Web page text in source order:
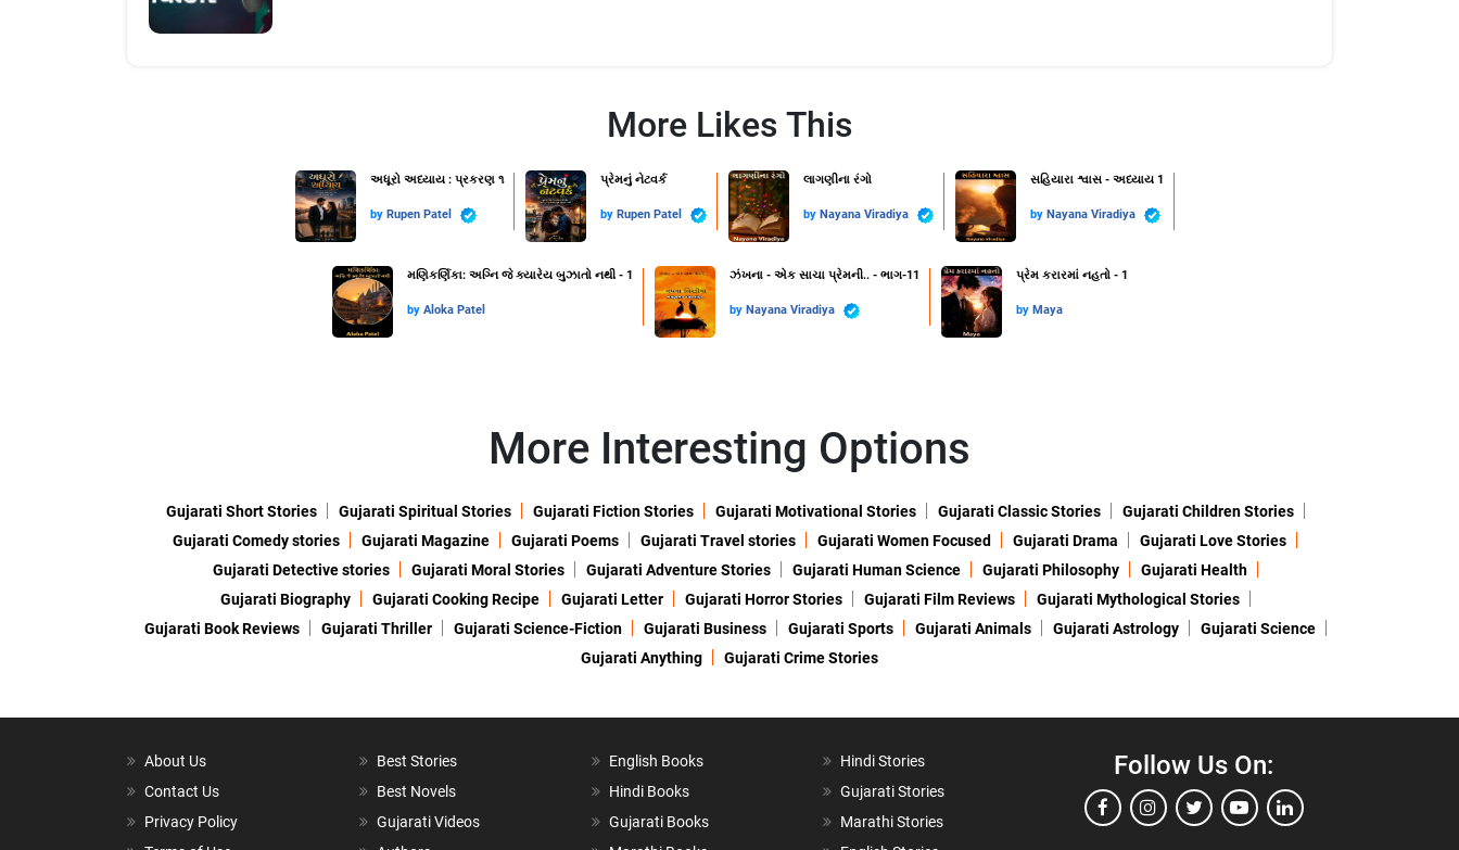
More Likes This
અધૂરો અધ્યાય : પ્રકરણ ૧
by Rupen Patel
પ્રેમનું નેટવર્ક
by Rupen Patel
લાગણીના રંગો
by Nayana Viradiya
સહિયારા શ્વાસ - અધ્યાય 1
by Nayana Viradiya
મણિકર્ણિકા: અગ્નિ જે ક્યારેય બુઝાતો નથી - 1
by Aloka Patel
ઝંખના - એક સાચા પ્રેમની.. - ભાગ-11
by Nayana Viradiya
પ્રેમ કરારમાં નહતો - 1
by Maya
More Interesting Options
Gujarati Short Stories Gujarati Spiritual Stories Gujarati Fiction Stories Gujarati Motivational Stories Gujarati Classic Stories
Gujarati Children Stories
Gujarati Comedy stories
Gujarati Magazine Gujarati Poems Gujarati Travel stories Gujarati Women Focused Gujarati Drama
Gujarati Love Stories
Gujarati Detective stories
Gujarati Moral Stories Gujarati Adventure Stories Gujarati Human Science Gujarati Philosophy
Gujarati Health
Gujarati Biography
Gujarati Cooking Recipe Gujarati Letter Gujarati Horror Stories Gujarati Film Reviews
Gujarati Mythological Stories
Gujarati Book Reviews
Gujarati Thriller Gujarati Science-Fiction Gujarati Business Gujarati Sports Gujarati Animals Gujarati Astrology
Gujarati Science
Gujarati Anything
Gujarati Crime Stories
About Us
Contact Us
Privacy Policy
Best Stories
Best Novels
Gujarati Videos
English Books
Hindi Books
Gujarati Books
Hindi Stories
Gujarati Stories
Marathi Stories
Follow Us On: